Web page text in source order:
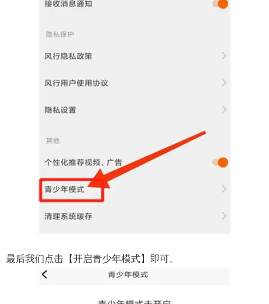
最后我们点击【开启青少年模式】即可。